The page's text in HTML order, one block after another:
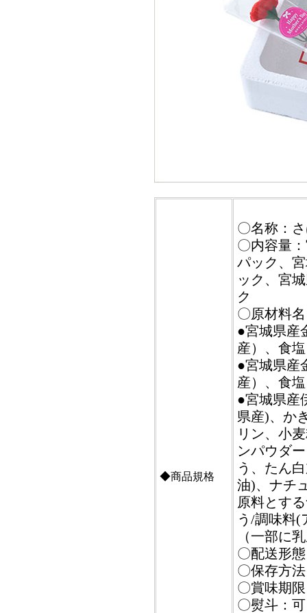
◆商品規格
〇名称：
〇内容量
パック、
ック、宮
ク
〇原材料名
●宮城県産
産）、食
●宮城県産
産）、食塩
●宮城県産
県産)、か
リン、小
ンパウダ
う、たん
油)、ナチ
原料とす
う/調味料(
（一部に
〇配送形
〇保存方
〇賞味期
〇熨斗：可